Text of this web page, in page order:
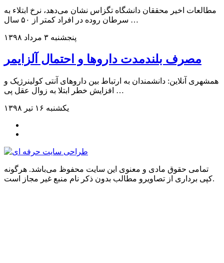
مطالعات اخیر محققان دانشگاه تگزاس نشان می‌دهد، نرخ ابتلاء به
سرطان روده در افراد کمتر از ۵۰ سال …
پنجشنبه ۳ مرداد ۱۳۹۸
مصرف بلندمدت داروها و احتمال آلزایمر
همشهری آنلاین: دانشمندان به ارتباط بین داروهای آنتی ‌کولینرژیک و
افزایش خطر ابتلا به زوال عقل پی …
یکشنبه ۱۶ تیر ۱۳۹۸
تمامی حقوق مادی و معنوی این سایت محفوظ می‌باشد. هرگونه
کپی برداری از تصاویرو مطالب بدون ذکر نام منبع غیر مجاز است.